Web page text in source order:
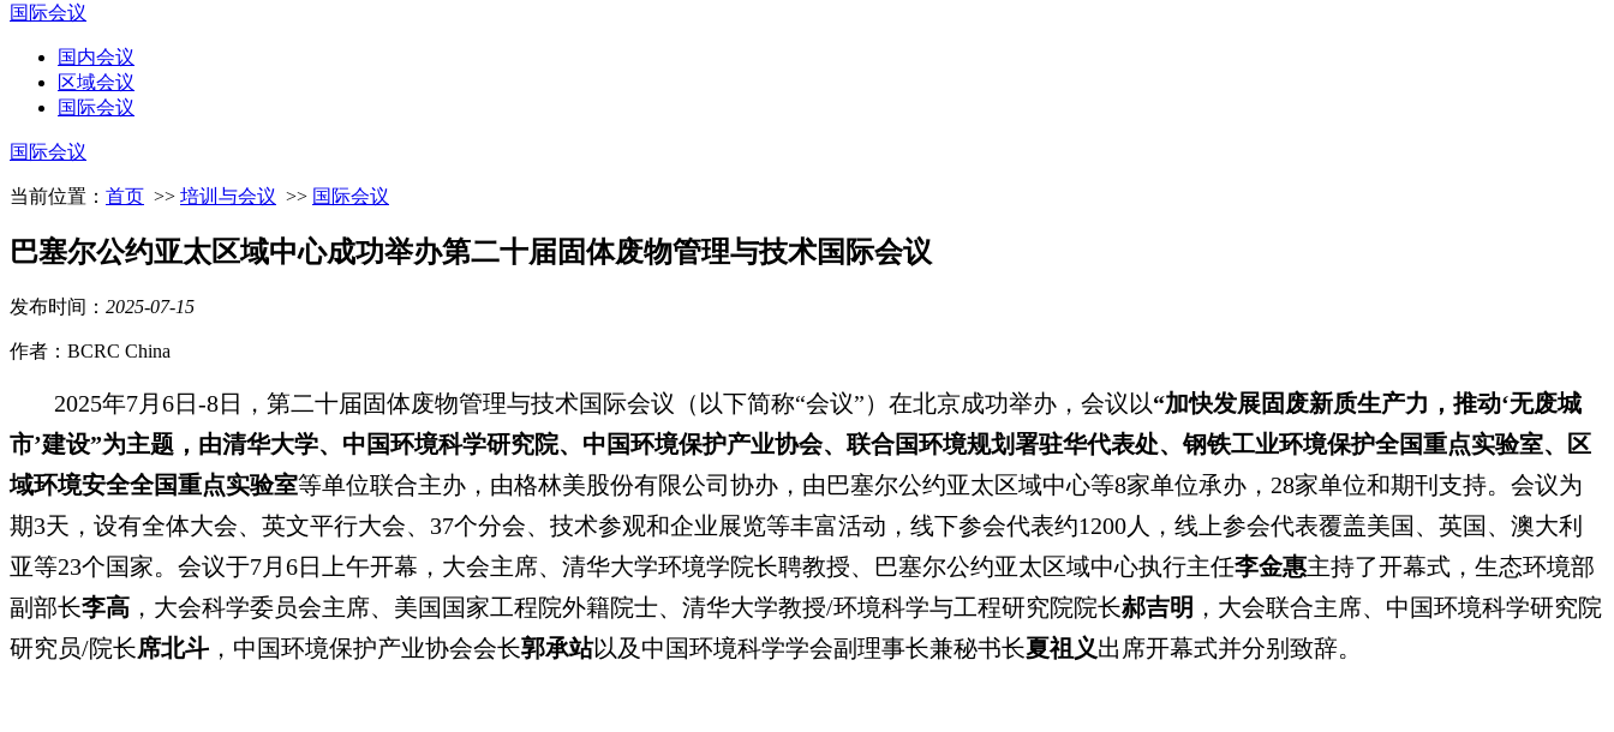
国际会议
国内会议
区域会议
国际会议
国际会议
当前位置： 首页 >> 培训与会议 >> 国际会议
巴塞尔公约亚太区域中心成功举办第二十届固体废物管理与技术国际会议
发布时间： 2025-07-15
作者：BCRC China
2025年7月6日-8日，第二十届固体废物管理与技术国际会议（以下简称“会议”）在北京成功举办，会议以“加快发展固废新质生产力，推动‘无废城
市’建设”为主题，由清华大学、中国环境科学研究院、中国环境保护产业协会、联合国环境规划署驻华代表处、钢铁工业环境保护全国重点实验室、区
域环境安全全国重点实验室等单位联合主办，由格林美股份有限公司协办，由巴塞尔公约亚太区域中心等8家单位承办，28家单位和期刊支持。会议为
期3天，设有全体大会、英文平行大会、37个分会、技术参观和企业展览等丰富活动，线下参会代表约1200人，线上参会代表覆盖美国、英国、澳大利
亚等23个国家。会议于7月6日上午开幕，大会主席、清华大学环境学院长聘教授、巴塞尔公约亚太区域中心执行主任李金惠主持了开幕式，生态环境部
副部长李高 ，大会科学委员会主席、美国国家工程院外籍院士、清华大学教授/环境科学与工程研究院院长郝吉明 ，大会联合主席、中国环境科学研究院
研究员/院长席北斗，中国环境保护产业协会会长郭承站以及中国环境科学学会副理事长兼秘书长夏祖义出席开幕式并分别致辞。